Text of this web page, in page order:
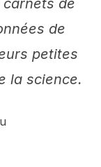
de
petites
la science.